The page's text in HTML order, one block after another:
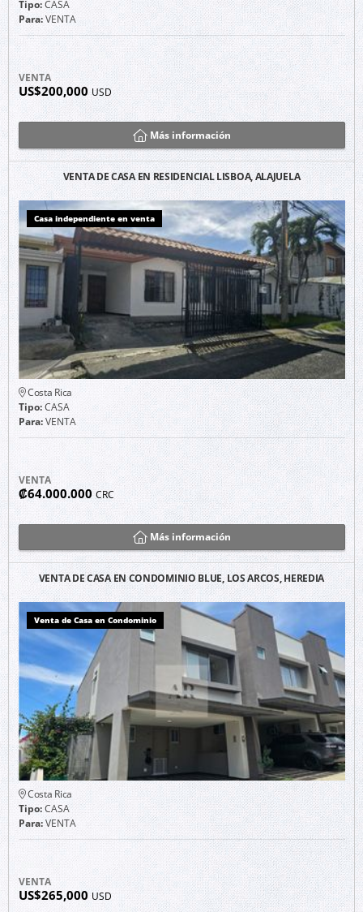
Tipo:CASA
Para:VENTA
VENTA
US$200,000 USD
Más información
VENTA DE CASA EN RESIDENCIAL LISBOA, ALAJUELA
Casa independiente en venta
Costa Rica
Tipo:CASA
Para:VENTA
VENTA
₡64.000.000CRC
Más información
VENTA DE CASA EN CONDOMINIO BLUE, LOS ARCOS, HEREDIA
Venta de Casa en Condominio
Costa Rica
Tipo:CASA
Para:VENTA
VENTA
US$265,000USD